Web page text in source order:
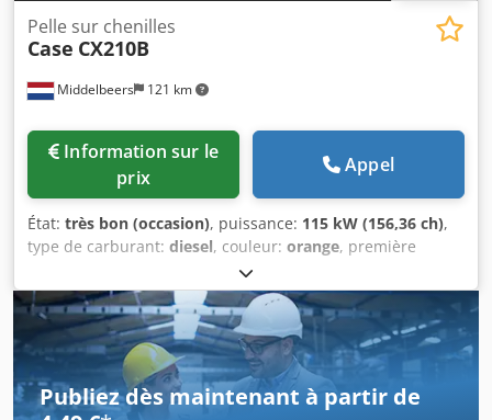
Middelbeers 121 km
Pelle sur chenilles
Case CX210B
prix
Appel
État: très bon (occasion), puissance: 115 kW (156,36 ch),
type de carburant: diesel, couleur: orange, première
, Année de construction:
heures de fonctionnement:15 109 h, Informations
générales Année du modèle : 2012 Numéro de série :
DCH210R5NCEAH2500 Informations techniques Nombre de
cylindres : 4 Poids à vide : 22 600 kg Fonctionnel Largeur
de travail : 300 cm Marquage CE : oui État Dkedoy En
Ndopfx Apcor État technique : très bon État visuel : très
Publiez dès maintenant à partir de